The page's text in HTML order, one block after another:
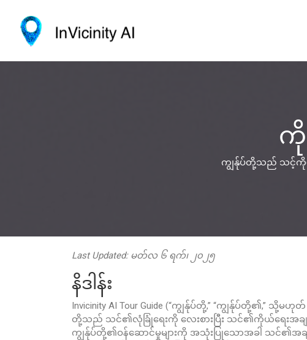
ကို
ကျွန်ုပ်တို့သည် သင့်ကို
Last Updated: မတ်လ ၆ ရက်၊ ၂၀၂၅
နိဒါန်း
Invicinity AI Tour Guide (“ကျွန်ုပ်တို့,” “ကျွန်ုပ်တို့၏
တို့သည် သင်၏လုံခြုံရေးကို လေးစားပြီး သင်၏ကိုယ်ရေ
ကျွန်ုပ်တို့၏ဝန်ဆောင်မှုများကို အသုံးပြုသောအခါ သင်၏အ